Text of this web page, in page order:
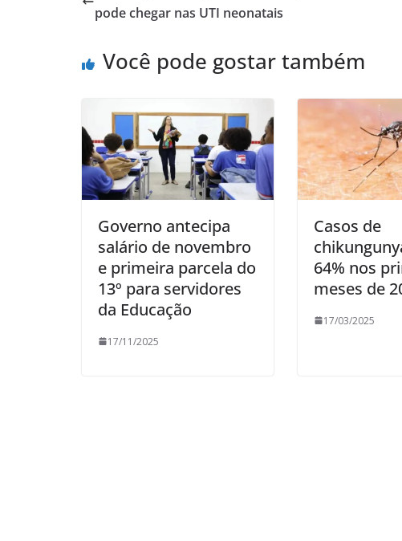
pode chegar nas UTI neonatais
Você pode gostar também
Governo antecipa
salário de novembro
e primeira parcela do
13º para servidores
da Educação
17/11/2025
Casos de
64% nos
meses de
17/03/2025